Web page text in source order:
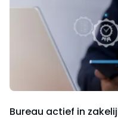
Bureau actief in